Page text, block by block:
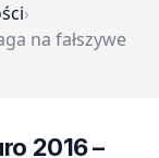
›
na fałszywe
2016 –